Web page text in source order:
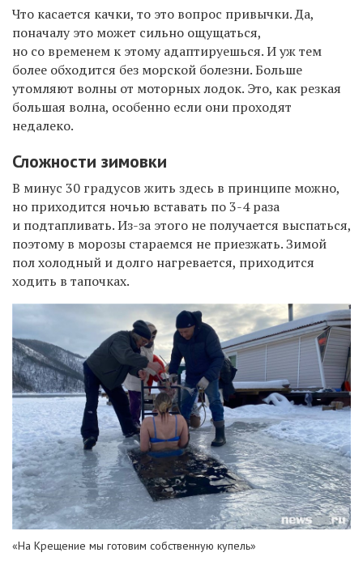
Что касается качки, то это вопрос привычки. Да,
поначалу это может сильно ощущаться,
но со временем к этому адаптируешься. И уж тем
более обходится без морской болезни. Больше
утомляют волны от моторных лодок. Это, как резкая
большая волна, особенно если они проходят
недалеко.
Сложности зимовки
В минус 30 градусов жить здесь в принципе можно,
но приходится ночью вставать по 3-4 раза
и подтапливать. Из-за этого не получается выспаться,
поэтому в морозы стараемся не приезжать. Зимой
пол холодный и долго нагревается, приходится
ходить в тапочках.
«На Крещение мы готовим собственную купель»